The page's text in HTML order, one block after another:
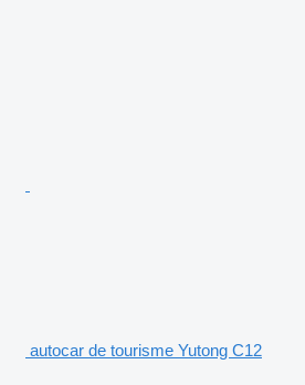
autocar de tourisme Yutong C12